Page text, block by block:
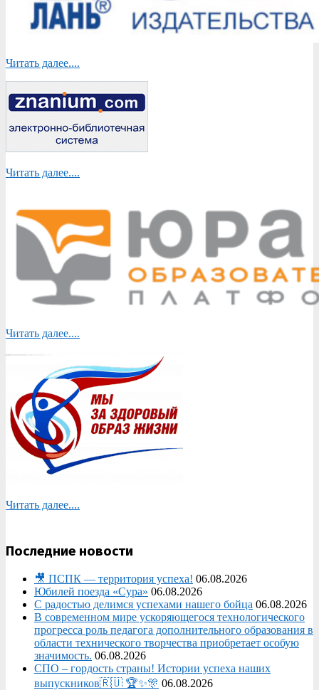
Читать далее....
Читать далее....
Читать далее....
Читать далее....
Последние новости
🎥 ПСПК — территория успеха! 06.08.2026
Юбилей поезда «Сура» 06.08.2026
С радостью делимся успехами нашего бойца 06.08.2026
В современном мире ускоряющегося технологического
прогресса роль педагога дополнительного образования в
области технического творчества приобретает особую
значимость. 06.08.2026
СПО – гордость страны! Истории успеха наших
выпускников🇷🇺 🏆✨🎊 06.08.2026